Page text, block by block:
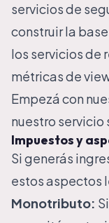
servicios de
construir la
los servicios de
métricas de
Empezá con
nuestro servicio
Impuestos y
Si generás
estos aspectos
Monotributo: